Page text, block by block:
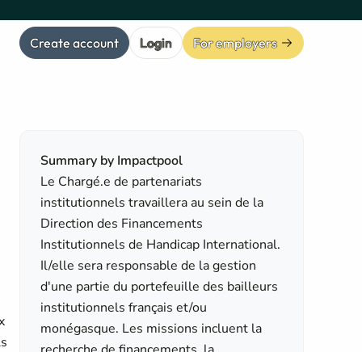
Create account Login For employers
Summary by Impactpool
Le Chargé.e de partenariats
institutionnels travaillera au sein de la
Direction des Financements
Institutionnels de Handicap International.
Il/elle sera responsable de la gestion
d'une partie du portefeuille des bailleurs
institutionnels français et/ou
monégasque. Les missions incluent la